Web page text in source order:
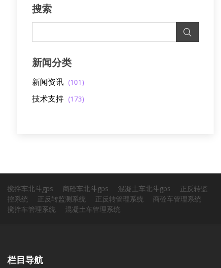
搜索
新闻分类
新闻资讯 (101)
技术支持 (173)
搅拌车北斗gps 商砼车北斗gps 混凝土车北斗gps
正反转监
控系统
正反转监测系统 正反转管理系统
商砼车管理系统
搅拌车管理系统
混凝土车管理系统
栏目导航